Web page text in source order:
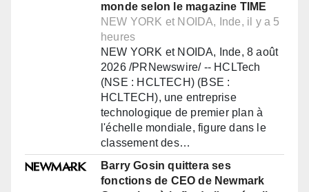
monde selon le magazine TIME
NEW YORK et NOIDA, Inde, il y a 5
heures
NEW YORK et NOIDA, Inde, 8 août
2026 /PRNewswire/ -- HCLTech
(NSE : HCLTECH) (BSE :
HCLTECH), une entreprise
technologique de premier plan à
l'échelle mondiale, figure dans le
classement des…
Barry Gosin quittera ses
fonctions de CEO de Newmark